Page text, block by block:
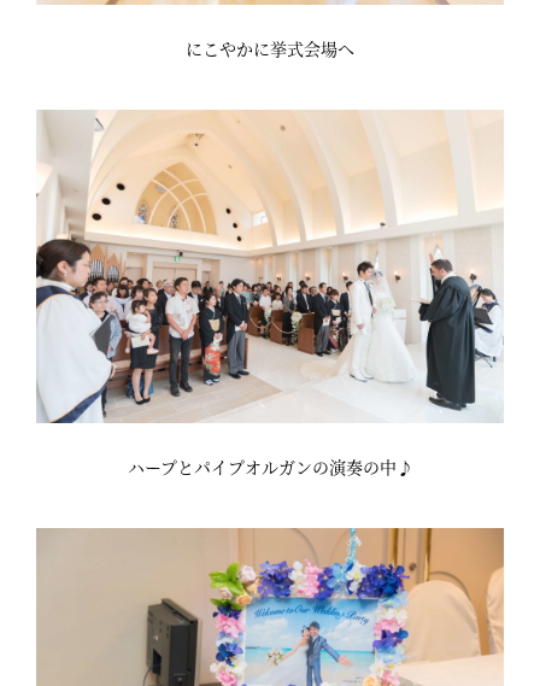
にこやかに挙式会場へ
ハープとパイプオルガンの演奏の中♪